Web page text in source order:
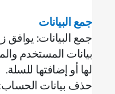
جمع البيانات
جمع البيانات: يوافق
بيانات المستخدم
لها أو إضافتها للسلة.
حذف بيانات